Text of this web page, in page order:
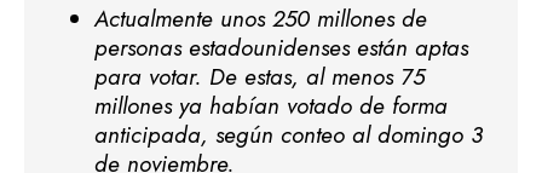
Actualmente unos 250 millones de
personas estadounidenses están aptas
para votar. De estas, al menos 75
millones ya habían votado de forma
anticipada, según conteo al domingo 3
de noviembre.